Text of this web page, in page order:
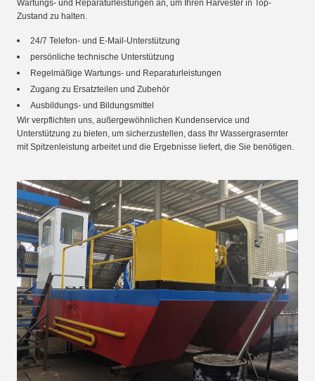
Wartungs- und Reparaturleistungen an, um Ihren Harvester in Top-
Zustand zu halten.
24/7 Telefon- und E-Mail-Unterstützung
persönliche technische Unterstützung
Regelmäßige Wartungs- und Reparaturleistungen
Zugang zu Ersatzteilen und Zubehör
Ausbildungs- und Bildungsmittel
Wir verpflichten uns, außergewöhnlichen Kundenservice und
Unterstützung zu bieten, um sicherzustellen, dass Ihr Wassergrasernter
mit Spitzenleistung arbeitet und die Ergebnisse liefert, die Sie benötigen.